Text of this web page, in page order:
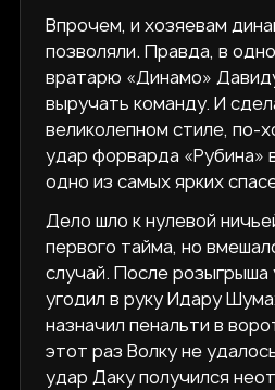
Впрочем, и хозяевам
позволяли. Правда, в
вратарю «Динамо»
выручать команду. И
великолепном стиле, по-
удар форварда «Рубина»
одно из самых ярких
Дело шло к нулевой
первого тайма, но
случай. После розыгрыша
угодил в руку Идару
назначил пенальти в
этот раз Волку не
удар Даку получился